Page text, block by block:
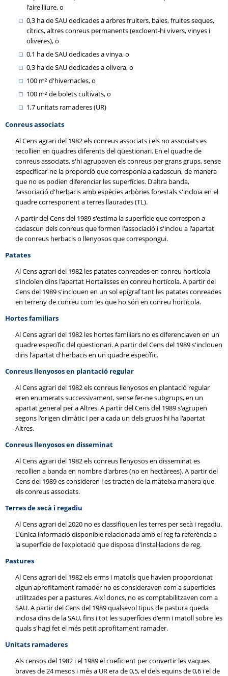
l'aire lliure, o
0,3 ha de SAU dedicades a arbres fruiters, baies, fruites seques,
cítrics, altres conreus permanents (excloent-hi vivers, vinyes i
oliveres), o
0,1 ha de SAU dedicades a vinya, o
0,3 ha de SAU dedicades a olivera, o
100 m² d'hivernacles, o
100 m² de bolets cultivats, o
1,7 unitats ramaderes (UR)
Conreus associats
Al Cens agrari del 1982 els conreus associats i els no associats es
recollien en quadres diferents del qüestionari. En el quadre de
conreus associats, s'hi agrupaven els conreus per grans grups, sense
especificar-ne la proporció que corresponia a cadascun, de manera
que no es podien diferenciar les superfícies. D'altra banda,
l'associació d'herbacis amb espècies arbòries forestals s'incloïa en el
quadre corresponent a terres llaurades (TL).
A partir del Cens del 1989 s'estima la superfície que correspon a
cadascun dels conreus que formen l'associació i s'inclou a l'apartat
de conreus herbacis o llenyosos que correspongui.
Patates
Al Cens agrari del 1982 les patates conreades en conreu hortícola
s'incloïen dins l'apartat Hortalisses en conreu hortícola. A partir del
Cens del 1989 s'inclouen en un sol epígraf tant les patates conreades
en terreny de conreu com les que ho són en conreu hortícola.
Hortes familiars
Al Cens agrari del 1982 les hortes familiars no es diferenciaven en un
quadre específic del qüestionari. A partir del Cens del 1989 s'inclouen
dins l'apartat d'herbacis en un quadre específic.
Conreus llenyosos en plantació regular
Al Cens agrari del 1982 els conreus llenyosos en plantació regular
eren enumerats successivament, sense fer-ne subgrups, en un
apartat general per a Altres. A partir del Cens del 1989 s'agrupen
segons l'origen climàtic i per a cada un dels grups hi ha l'apartat
Altres.
Conreus llenyosos en disseminat
Al Cens agrari del 1982 els conreus llenyosos en disseminat es
recollien a banda en nombre d'arbres (no en hectàrees). A partir del
Cens del 1989 es consideren i es tracten de la mateixa manera que
els conreus associats.
Terres de secà i regadiu
Al Cens agrari del 2020 no es classifiquen les terres per secà i regadiu.
L'única informació disponible relacionada amb el reg fa referència a
la superfície de l'explotació que disposa d'instal·lacions de reg.
Pastures
Al Cens agrari del 1982 els erms i matolls que havien proporcionat
algun aprofitament ramader no es consideraven com a superfícies
utilitzades per a pastures. Així doncs, no es comptabilitzaven com a
SAU. A partir del Cens del 1989 qualsevol tipus de pastura queda
inclosa dins de la SAU, fins i tot les superfícies d'erm i matoll sobre les
quals s'hagi fet el més petit aprofitament ramader.
Unitats ramaderes
Als censos del 1982 i el 1989 el coeficient per convertir les vaques
braves de 24 mesos i més a UR era de 0,5, el dels equins de 0,6 i el de